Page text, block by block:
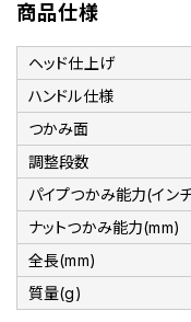
商品仕様
ヘッド仕上げ
ハンドル仕様
つかみ面
調整段数
パイプつかみ能力(イン
ナットつかみ能力(mm)
全長(mm)
質量(g)